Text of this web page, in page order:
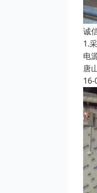
诚
1.
电
唐
16-